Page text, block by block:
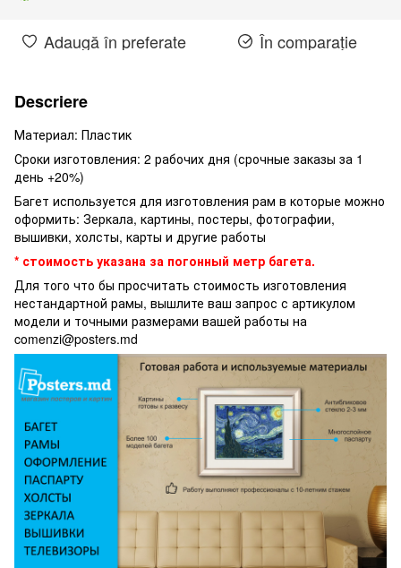
Adaugă în preferate În comparație
Descriere
Материал: Пластик
Сроки изготовления: 2 рабочих дня (срочные заказы за 1
день +20%)
Багет используется для изготовления рам в которые можно
оформить: Зеркала, картины, постеры, фотографии,
вышивки, холсты, карты и другие работы
* стоимость указана за погонный метр багета.
Для того что бы просчитать стоимость изготовления
нестандартной рамы, вышлите ваш запрос с артикулом
модели и точными размерами вашей работы на
comenzi@posters.md